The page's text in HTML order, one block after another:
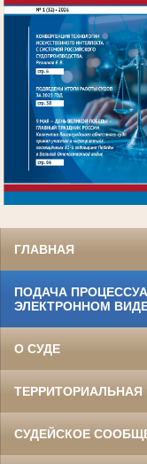
ГЛАВНАЯ
ПОДАЧА
ЭЛЕКТРОННОМ
О СУДЕ
СУДЕЙСКОЕ